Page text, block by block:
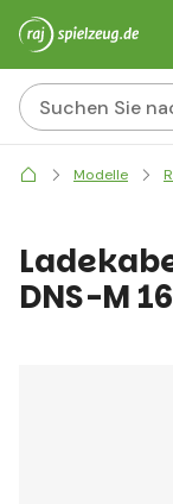
Modelle
DNS-M